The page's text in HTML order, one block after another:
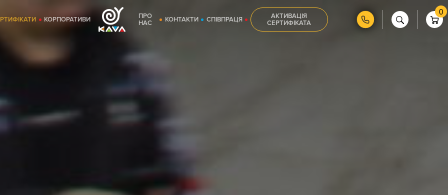
КОРПОРАТИВИ
ПРО
НАС
КОНТАКТИ СПІВПРАЦЯ
АКТИВАЦІЯ
СЕРТИФІКАТА
0